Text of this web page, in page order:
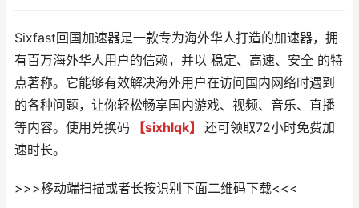
Sixfast回国加速器是一款专为海外华人打造的加速器，拥
有百万海外华人用户的信赖，并以 稳定、高速、安全 的特
点著称。它能够有效解决海外用户在访问国内网络时遇到
的各种问题，让你轻松畅享国内游戏、视频、音乐、直播
等内容。使用兑换码
【sixhlqk】
还可领取72小时免费加
速时长。
>>>移动端扫描或者长按识别下面二维码下载<<<